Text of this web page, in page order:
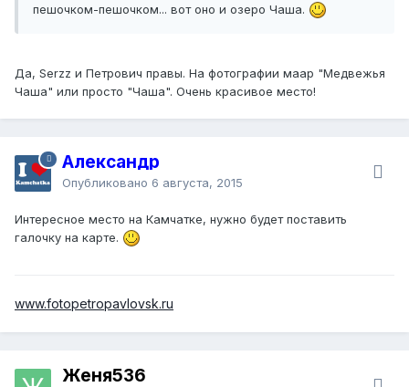
пешочком-пешочком... вот оно и озеро Чаша.
Да, Serzz и Петрович правы. На фотографии маар "Медвежья
Чаша" или просто "Чаша". Очень красивое место!
Александр
Опубликовано 6 августа, 2015
Интересное место на Камчатке, нужно будет поставить
галочку на карте.
www.fotopetropavlovsk.ru
Женя536